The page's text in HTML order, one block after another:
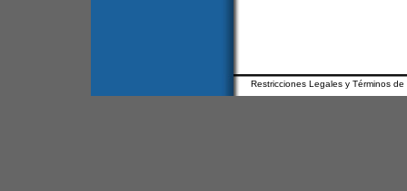
Restricciones Legales y Términos de